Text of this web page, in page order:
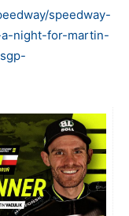
speedway-
night-for-martin-